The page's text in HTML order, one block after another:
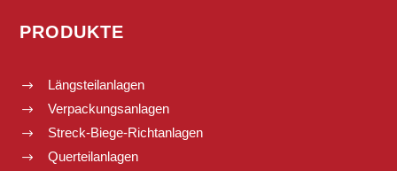
PRODUKTE
$ Längsteilanlagen
$ Verpackungsanlagen
$ Streck-Biege-Richtanlagen
$ Querteilanlagen